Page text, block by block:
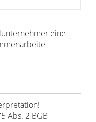
eine
Abs. 2 BGB